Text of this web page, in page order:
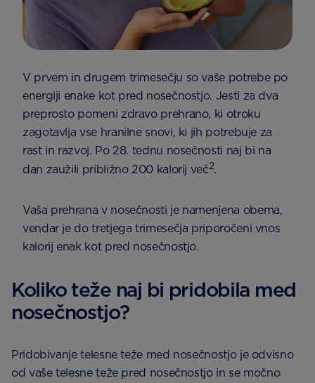
V prvem in drugem trimesečju so vaše potrebe po
energiji enake kot pred nosečnostjo. Jesti za dva
preprosto pomeni zdravo prehrano, ki otroku
zagotavlja vse hranilne snovi, ki jih potrebuje za
rast in razvoj. Po 28. tednu nosečnosti naj bi na
dan zaužili približno 200 kalorij več2.
Vaša prehrana v nosečnosti je namenjena obema,
vendar je do tretjega trimesečja priporočeni vnos
kalorij enak kot pred nosečnostjo.
Koliko teže naj bi pridobila med
nosečnostjo?
Pridobivanje telesne teže med nosečnostjo je odvisno
od vaše telesne teže pred nosečnostjo in se močno